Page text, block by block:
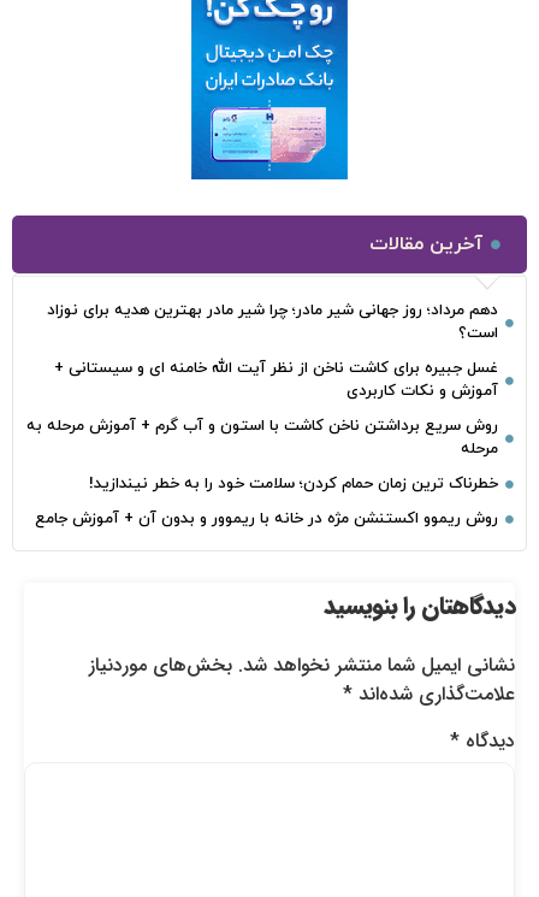
آخرین مقالات
دهم مرداد؛ روز جهانی شیر مادر؛ چرا شیر مادر بهترین هدیه برای نوزاد
است؟
غسل جبیره برای کاشت ناخن از نظر آیت الله خامنه ای و سیستانی +
آموزش و نکات کاربردی
روش سریع برداشتن ناخن کاشت با استون و آب گرم + آموزش مرحله به
مرحله
خطرناک‌ ترین زمان‌ حمام کردن؛ سلامت خود را به خطر نیندازید!
روش ریموو اکستنشن مژه در خانه با ریموور و بدون آن + آموزش جامع
دیدگاهتان را بنویسید
نشانی ایمیل شما منتشر نخواهد شد. بخش‌های موردنیاز
علامت‌گذاری شده‌اند*
دیدگاه*